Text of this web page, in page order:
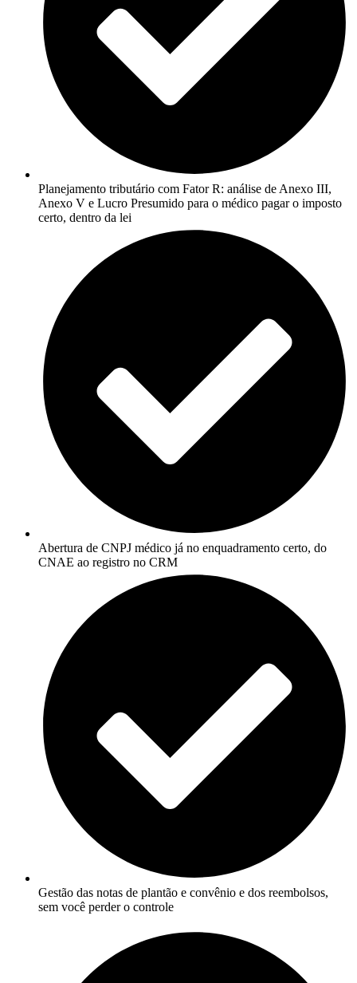
Planejamento tributário com Fator R: análise de Anexo III,
Anexo V e Lucro Presumido para o médico pagar o imposto
certo, dentro da lei
Abertura de CNPJ médico já no enquadramento certo, do
CNAE ao registro no CRM
Gestão das notas de plantão e convênio e dos reembolsos,
sem você perder o controle